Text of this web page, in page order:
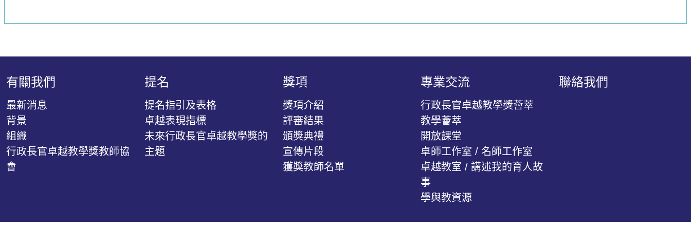
有關我們
最新消息
背景
組織
行政長官卓越教學獎教師協
會
提名
提名指引及表格
卓越表現指標
未來行政長官卓越教學獎的
主題
獎項
獎項介紹
評審結果
頒獎典禮
宣傳片段
獲獎教師名單
專業交流
行政長官卓越教學獎薈萃
教學薈萃
開放課堂
卓師工作室 / 名師工作室
卓越教室 / 講述我的育人故
事
學與教資源
聯絡我們